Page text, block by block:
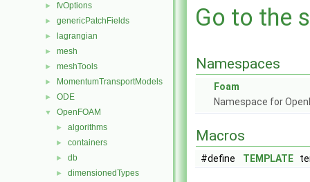
► fvOptions
► genericPatchFields
► lagrangian
► mesh
► meshTools
► MomentumTransportModels
► ODE
▼ OpenFOAM
► algorithms
► containers
► db
► dimensionedTypes
Go to the
Namespaces
Foam
Namespace for
Macros
#define TEMPLATE